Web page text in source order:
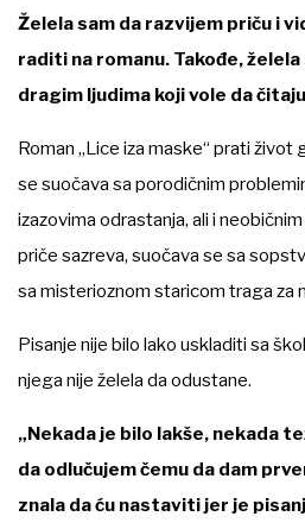
Želela sam da razvijem priču i
raditi na romanu. Takođe,
dragim ljudima koji vole da
Roman „Lice iza maske“ prati život
se suočava sa porodičnim
izazovima odrastanja, ali i
priče sazreva, suočava se sa
sa misterioznom staricom traga za
Pisanje nije bilo lako uskladiti sa
njega nije želela da odustane.
„Nekada je bilo lakše, nekada
da odlučujem čemu da dam
znala da ću nastaviti jer je